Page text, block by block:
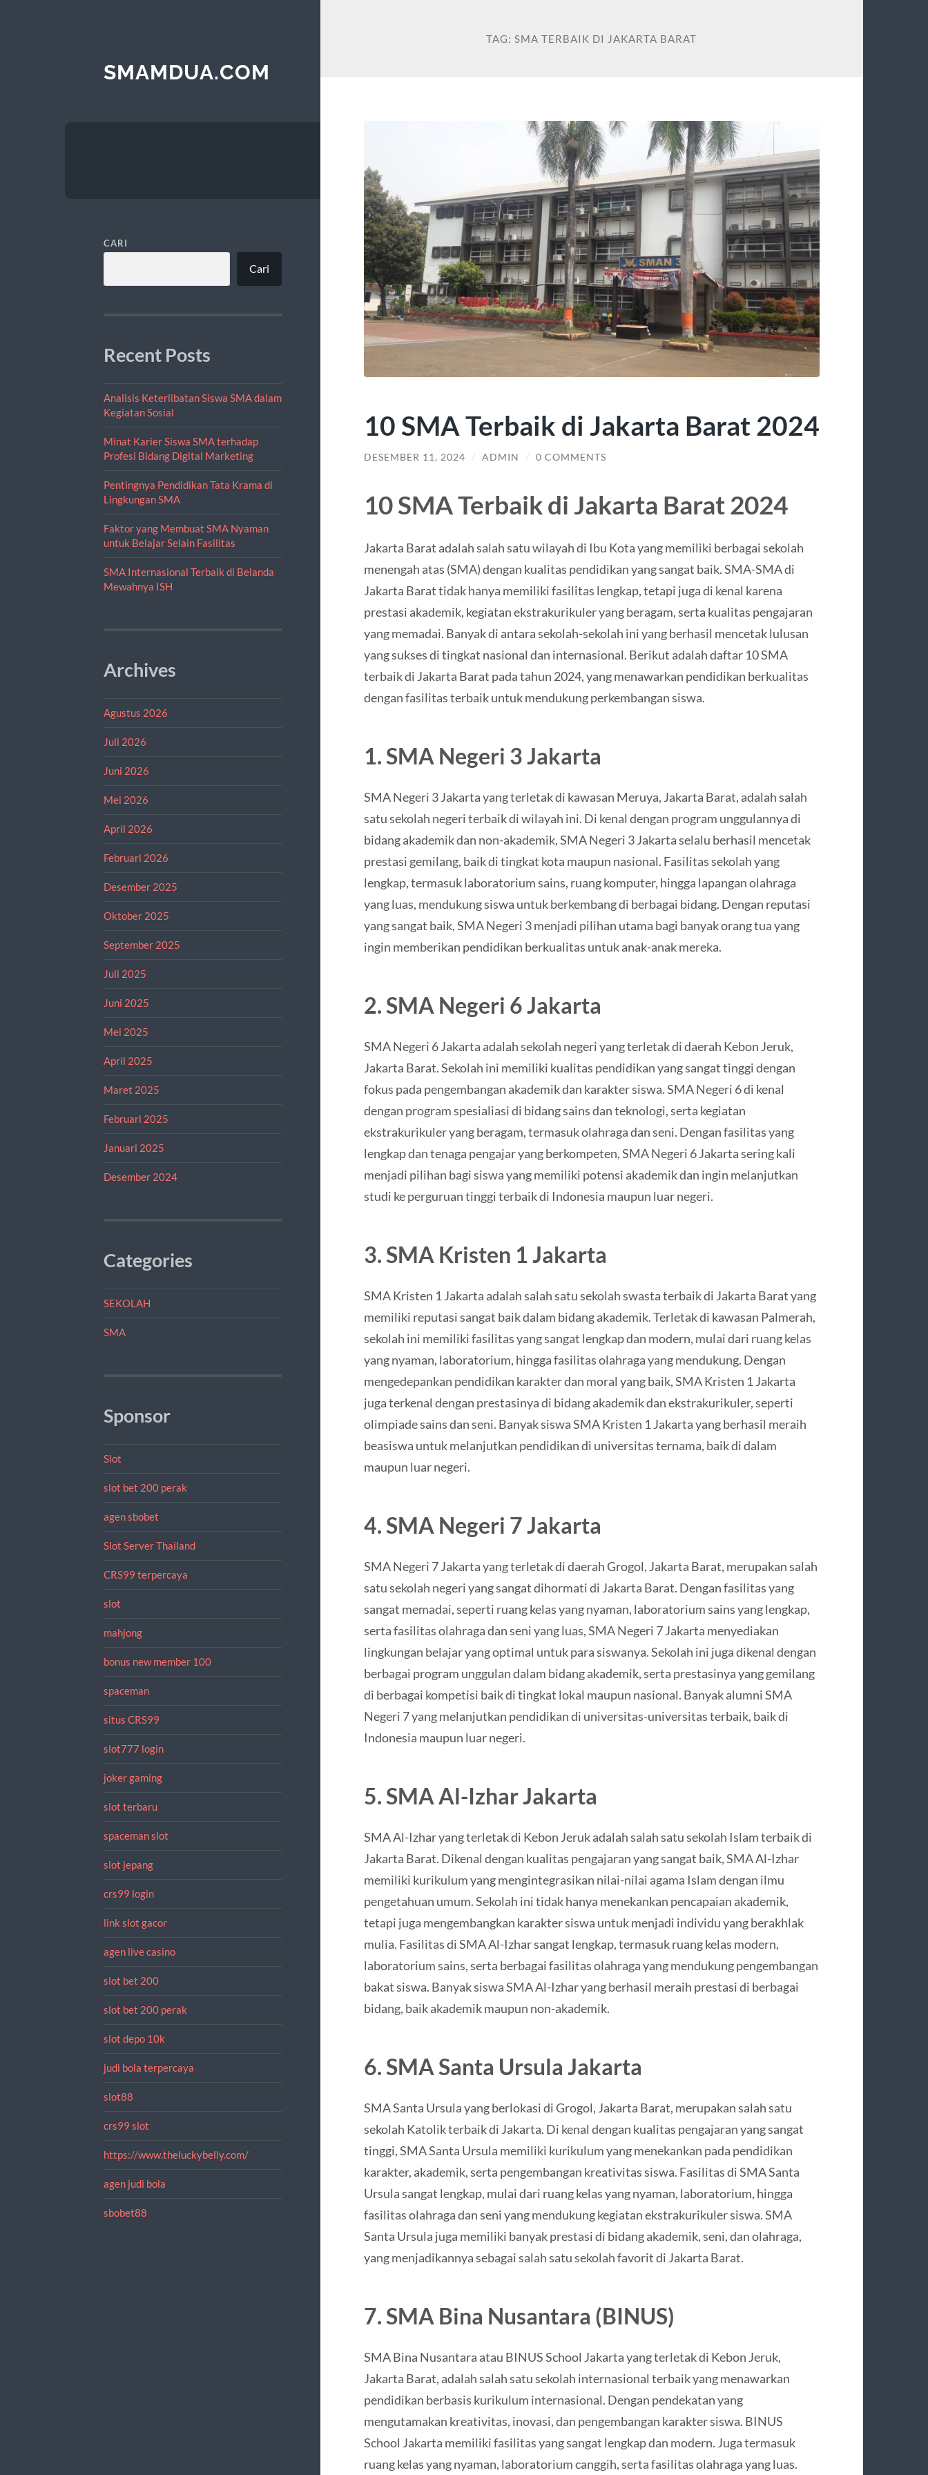
SMAMDUA.COM
CARI
Cari
Recent Posts
Analisis Keterlibatan Siswa SMA dalam
Kegiatan Sosial
Minat Karier Siswa SMA terhadap
Profesi Bidang Digital Marketing
Pentingnya Pendidikan Tata Krama di
Lingkungan SMA
Faktor yang Membuat SMA Nyaman
untuk Belajar Selain Fasilitas
SMA Internasional Terbaik di Belanda
Mewahnya ISH
Archives
Agustus 2026
Juli 2026
Juni 2026
Mei 2026
April 2026
Februari 2026
Desember 2025
Oktober 2025
September 2025
Juli 2025
Juni 2025
Mei 2025
April 2025
Maret 2025
Februari 2025
Januari 2025
Desember 2024
Categories
SEKOLAH
SMA
Sponsor
Slot
slot bet 200 perak
agen sbobet
Slot Server Thailand
CRS99 terpercaya
slot
mahjong
bonus new member 100
spaceman
situs CRS99
slot777 login
joker gaming
slot terbaru
spaceman slot
slot jepang
crs99 login
link slot gacor
agen live casino
slot bet 200
slot bet 200 perak
slot depo 10k
judi bola terpercaya
slot88
crs99 slot
https://www.theluckybelly.com/
agen judi bola
sbobet88
TAG:SMA TERBAIK DI JAKARTA BARAT
10 SMA Terbaik di Jakarta Barat 2024
DESEMBER 11, 2024 / ADMIN / 0 COMMENTS
10 SMA Terbaik di Jakarta Barat 2024
Jakarta Barat adalah salah satu wilayah di Ibu Kota yang memiliki berbagai sekolah
menengah atas (SMA) dengan kualitas pendidikan yang sangat baik. SMA-SMA di
Jakarta Barat tidak hanya memiliki fasilitas lengkap, tetapi juga di kenal karena
prestasi akademik, kegiatan ekstrakurikuler yang beragam, serta kualitas pengajaran
yang memadai. Banyak di antara sekolah-sekolah ini yang berhasil mencetak lulusan
yang sukses di tingkat nasional dan internasional. Berikut adalah daftar 10 SMA
terbaik di Jakarta Barat pada tahun 2024, yang menawarkan pendidikan berkualitas
dengan fasilitas terbaik untuk mendukung perkembangan siswa.
1.SMA Negeri 3 Jakarta
SMA Negeri 3 Jakarta yang terletak di kawasan Meruya, Jakarta Barat, adalah salah
satu sekolah negeri terbaik di wilayah ini. Di kenal dengan program unggulannya di
bidang akademik dan non-akademik, SMA Negeri 3 Jakarta selalu berhasil mencetak
prestasi gemilang, baik di tingkat kota maupun nasional. Fasilitas sekolah yang
lengkap, termasuk laboratorium sains, ruang komputer, hingga lapangan olahraga
yang luas, mendukung siswa untuk berkembang di berbagai bidang. Dengan reputasi
yang sangat baik, SMA Negeri 3 menjadi pilihan utama bagi banyak orang tua yang
ingin memberikan pendidikan berkualitas untuk anak-anak mereka.
2.SMA Negeri 6 Jakarta
SMA Negeri 6 Jakarta adalah sekolah negeri yang terletak di daerah Kebon Jeruk,
Jakarta Barat. Sekolah ini memiliki kualitas pendidikan yang sangat tinggi dengan
fokus pada pengembangan akademik dan karakter siswa. SMA Negeri 6 di kenal
dengan program spesialiasi di bidang sains dan teknologi, serta kegiatan
ekstrakurikuler yang beragam, termasuk olahraga dan seni. Dengan fasilitas yang
lengkap dan tenaga pengajar yang berkompeten, SMA Negeri 6 Jakarta sering kali
menjadi pilihan bagi siswa yang memiliki potensi akademik dan ingin melanjutkan
studi ke perguruan tinggi terbaik di Indonesia maupun luar negeri.
3.SMA Kristen 1 Jakarta
SMA Kristen 1 Jakarta adalah salah satu sekolah swasta terbaik di Jakarta Barat yang
memiliki reputasi sangat baik dalam bidang akademik. Terletak di kawasan Palmerah,
sekolah ini memiliki fasilitas yang sangat lengkap dan modern, mulai dari ruang kelas
yang nyaman, laboratorium, hingga fasilitas olahraga yang mendukung. Dengan
mengedepankan pendidikan karakter dan moral yang baik, SMA Kristen 1 Jakarta
juga terkenal dengan prestasinya di bidang akademik dan ekstrakurikuler, seperti
olimpiade sains dan seni. Banyak siswa SMA Kristen 1 Jakarta yang berhasil meraih
beasiswa untuk melanjutkan pendidikan di universitas ternama, baik di dalam
maupun luar negeri.
4.SMA Negeri 7 Jakarta
SMA Negeri 7 Jakarta yang terletak di daerah Grogol, Jakarta Barat, merupakan salah
satu sekolah negeri yang sangat dihormati di Jakarta Barat. Dengan fasilitas yang
sangat memadai, seperti ruang kelas yang nyaman, laboratorium sains yang lengkap,
serta fasilitas olahraga dan seni yang luas, SMA Negeri 7 Jakarta menyediakan
lingkungan belajar yang optimal untuk para siswanya. Sekolah ini juga dikenal dengan
berbagai program unggulan dalam bidang akademik, serta prestasinya yang gemilang
di berbagai kompetisi baik di tingkat lokal maupun nasional. Banyak alumni SMA
Negeri 7 yang melanjutkan pendidikan di universitas-universitas terbaik, baik di
Indonesia maupun luar negeri.
5.SMA Al-Izhar Jakarta
SMA Al-Izhar yang terletak di Kebon Jeruk adalah salah satu sekolah Islam terbaik di
Jakarta Barat. Dikenal dengan kualitas pengajaran yang sangat baik, SMA Al-Izhar
memiliki kurikulum yang mengintegrasikan nilai-nilai agama Islam dengan ilmu
pengetahuan umum. Sekolah ini tidak hanya menekankan pencapaian akademik,
tetapi juga mengembangkan karakter siswa untuk menjadi individu yang berakhlak
mulia. Fasilitas di SMA Al-Izhar sangat lengkap, termasuk ruang kelas modern,
laboratorium sains, serta berbagai fasilitas olahraga yang mendukung pengembangan
bakat siswa. Banyak siswa SMA Al-Izhar yang berhasil meraih prestasi di berbagai
bidang, baik akademik maupun non-akademik.
6.SMA Santa Ursula Jakarta
SMA Santa Ursula yang berlokasi di Grogol, Jakarta Barat, merupakan salah satu
sekolah Katolik terbaik di Jakarta. Di kenal dengan kualitas pengajaran yang sangat
tinggi, SMA Santa Ursula memiliki kurikulum yang menekankan pada pendidikan
karakter, akademik, serta pengembangan kreativitas siswa. Fasilitas di SMA Santa
Ursula sangat lengkap, mulai dari ruang kelas yang nyaman, laboratorium, hingga
fasilitas olahraga dan seni yang mendukung kegiatan ekstrakurikuler siswa. SMA
Santa Ursula juga memiliki banyak prestasi di bidang akademik, seni, dan olahraga,
yang menjadikannya sebagai salah satu sekolah favorit di Jakarta Barat.
7.SMA Bina Nusantara (BINUS)
SMA Bina Nusantara atau BINUS School Jakarta yang terletak di Kebon Jeruk,
Jakarta Barat, adalah salah satu sekolah internasional terbaik yang menawarkan
pendidikan berbasis kurikulum internasional. Dengan pendekatan yang
mengutamakan kreativitas, inovasi, dan pengembangan karakter siswa. BINUS
School Jakarta memiliki fasilitas yang sangat lengkap dan modern. Juga termasuk
ruang kelas yang nyaman, laboratorium canggih, serta fasilitas olahraga yang luas.